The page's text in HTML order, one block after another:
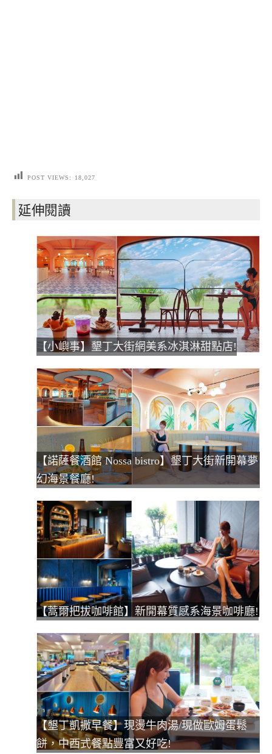
POST VIEWS: 18,027
延伸閱讀
【小嶼事】墾丁大街網美系冰淇淋甜點店!
【諾薩餐酒館 Nossa bistro】墾丁大街新開幕夢
幻海景餐廳!
【蒿爾把拔咖啡館】新開幕質感系海景咖啡廳!
【墾丁凱撒早餐】現燙牛肉湯/現做歐姆蛋鬆
餅，中西式餐點豐富又好吃!